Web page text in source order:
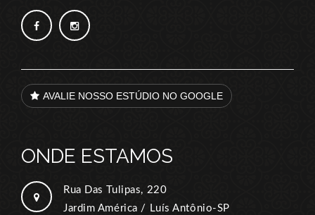
AVALIE NOSSO ESTÚDIO NO GOOGLE
ONDE ESTAMOS
Rua Das Tulipas, 220
Jardim América / Luís Antônio-SP